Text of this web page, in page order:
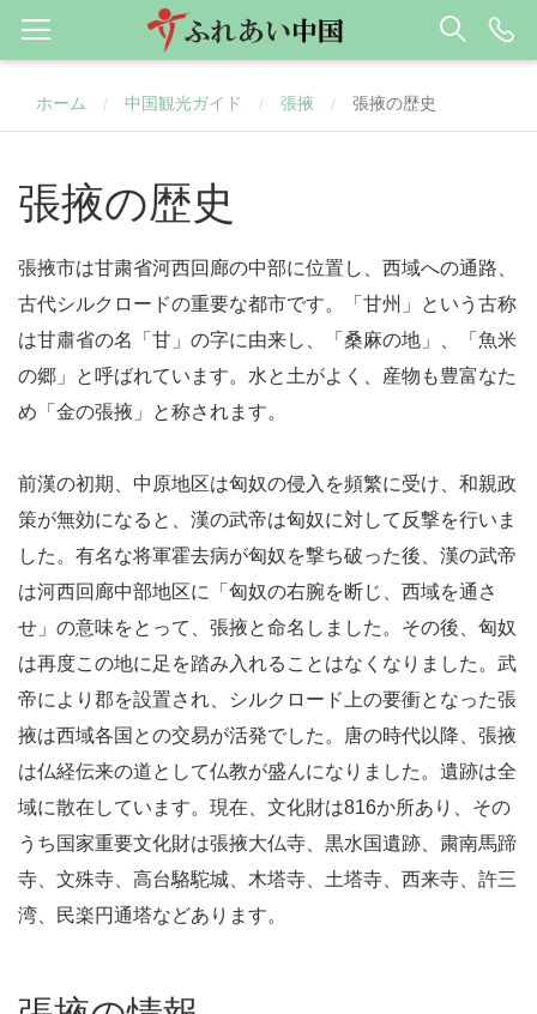
ホーム / 中国観光ガイド / 張掖 / 張掖の歴史
張掖の歴史
張掖市は甘粛省河西回廊の中部に位置し、西域への通路、
古代シルクロードの重要な都市です。「甘州」という古称
は甘肅省の名「甘」の字に由来し、「桑麻の地」、「魚米
の郷」と呼ばれています。水と土がよく、産物も豊富なた
め「金の張掖」と称されます。
前漢の初期、中原地区は匈奴の侵入を頻繁に受け、和親政
策が無効になると、漢の武帝は匈奴に対して反撃を行いま
した。有名な将軍霍去病が匈奴を撃ち破った後、漢の武帝
は河西回廊中部地区に「匈奴の右腕を断じ、西域を通さ
せ」の意味をとって、張掖と命名しました。その後、匈奴
は再度この地に足を踏み入れることはなくなりました。武
帝により郡を設置され、シルクロード上の要衝となった張
掖は西域各国との交易が活発でした。唐の時代以降、張掖
は仏経伝来の道として仏教が盛んになりました。遺跡は全
域に散在しています。現在、文化財は816か所あり、その
うち国家重要文化財は張掖大仏寺、黒水国遺跡、粛南馬蹄
寺、文殊寺、高台駱駝城、木塔寺、土塔寺、西来寺、許三
湾、民楽円通塔などあります。